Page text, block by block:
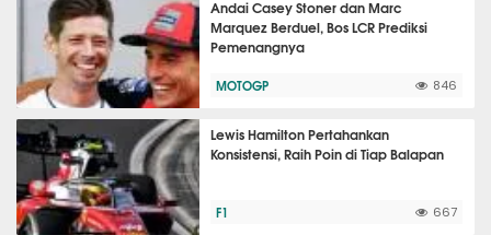
Andai Casey Stoner dan Marc
Marquez Berduel, Bos LCR Prediksi
Pemenangnya
MOTOGP 846
Lewis Hamilton Pertahankan
Konsistensi, Raih Poin di Tiap Balapan
F1 667